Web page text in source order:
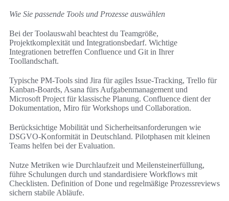
Wie Sie passende Tools und Prozesse auswählen
Bei der Toolauswahl beachtest du Teamgröße,
Projektkomplexität und Integrationsbedarf. Wichtige
Integrationen betreffen Confluence und Git in Ihrer
Toollandschaft.
Typische PM-Tools sind Jira für agiles Issue-Tracking, Trello für
Kanban-Boards, Asana fürs Aufgabenmanagement und
Microsoft Project für klassische Planung. Confluence dient der
Dokumentation, Miro für Workshops und Collaboration.
Berücksichtige Mobilität und Sicherheitsanforderungen wie
DSGVO-Konformität in Deutschland. Pilotphasen mit kleinen
Teams helfen bei der Evaluation.
Nutze Metriken wie Durchlaufzeit und Meilensteinerfüllung,
führe Schulungen durch und standardisiere Workflows mit
Checklisten. Definition of Done und regelmäßige Prozessreviews
sichern stabile Abläufe.